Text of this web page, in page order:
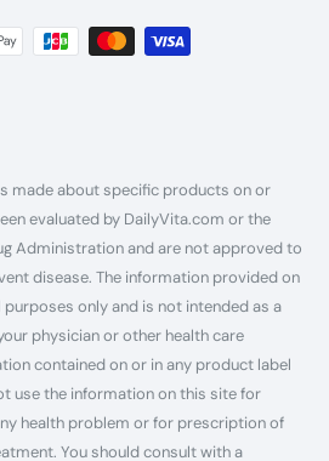
made about specific products on or
evaluated by DailyVita.com or the
Administration and are not approved to
disease. The information provided on
only and is not intended as a
physician or other health care
contained on or in any product label
use the information on this site for
health problem or for prescription of
You should consult with a